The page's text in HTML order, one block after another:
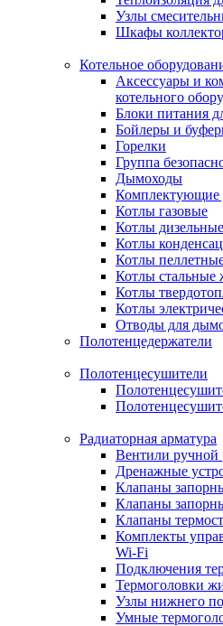
Узлы
Шкафы
Котельное
Аксессуары и
котельного
Блоки питания
Бойлеры и
Горелки
Группа
Дымоходы
Комплектующие
Котлы газовые
Котлы дизельные
Котлы
Котлы
Котлы стальные
Котлы
Котлы
Отводы для
Полотенцедержатели
Полотенцесушители
Радиаторная арматура
Вентили ручной
Дренажные
Клапаны
Клапаны
Клапаны
Комплекты
Wi-Fi
Подключения
Термоголовки
Узлы нижнего
Умные